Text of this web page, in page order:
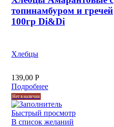
топинамбуром и гречей
100гр Di&Di
Хлебцы
139,00 Р
Подробнее
Нет в наличии
Быстрый просмотр
В список желаний